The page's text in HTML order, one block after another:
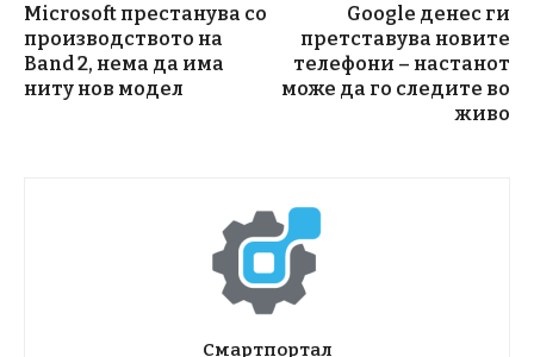
Microsoft престанува со
производството на
Band 2, нема да има
ниту нов модел
Google денес ги
претставува новите
телефони – настанот
може да го следите во
живо
Смартпортал